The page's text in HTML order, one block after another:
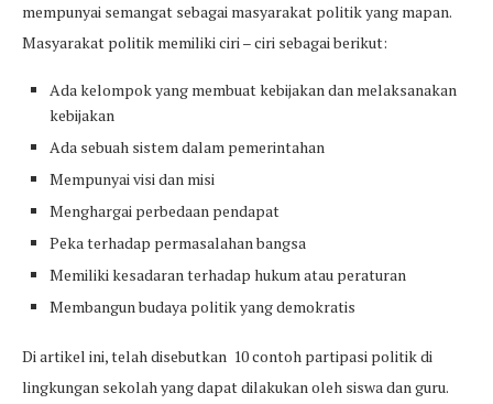
mempunyai semangat sebagai masyarakat politik yang mapan.
Masyarakat politik memiliki ciri – ciri sebagai berikut:
Ada kelompok yang membuat kebijakan dan melaksanakan
kebijakan
Ada sebuah sistem dalam pemerintahan
Mempunyai visi dan misi
Menghargai perbedaan pendapat
Peka terhadap permasalahan bangsa
Memiliki kesadaran terhadap hukum atau peraturan
Membangun budaya politik yang demokratis
Di artikel ini, telah disebutkan 10 contoh partipasi politik di
lingkungan sekolah yang dapat dilakukan oleh siswa dan guru.